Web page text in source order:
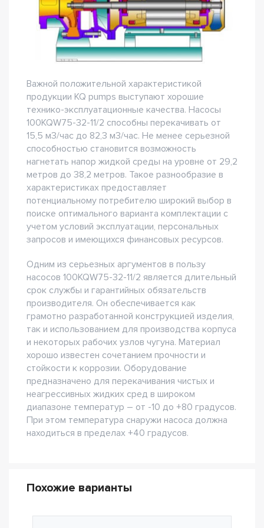
Важной положительной характеристикой
продукции KQ pumps выступают хорошие
технико-эксплуатационные качества. Насосы
100KQW75-32-11/2 способны перекачивать от
15,5 м3/час до 82,3 м3/час. Не менее серьезной
способностью становится возможность
нагнетать напор жидкой среды на уровне от 29,2
метров до 38,2 метров. Такое разнообразие в
характеристиках предоставляет
потенциальному потребителю широкий выбор в
поиске оптимального варианта комплектации с
учетом условий эксплуатации, персональных
запросов и имеющихся финансовых ресурсов.
Одним из серьезных аргументов в пользу
насосов 100KQW75-32-11/2 является длительный
срок службы и гарантийных обязательств
производителя. Он обеспечивается как
грамотно разработанной конструкцией изделия,
так и использованием для производства корпуса
и некоторых рабочих узлов чугуна. Материал
хорошо известен сочетанием прочности и
стойкости к коррозии. Оборудование
предназначено для перекачивания чистых и
неагрессивных жидких сред в широком
диапазоне температур – от -10 до +80 градусов.
При этом температура снаружи насоса должна
находиться в пределах +40 градусов.
Похожие варианты